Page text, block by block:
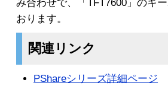
み合わせで、「TFT7600」のキ
おります。
関連リンク
PShareシリーズ詳細ページ